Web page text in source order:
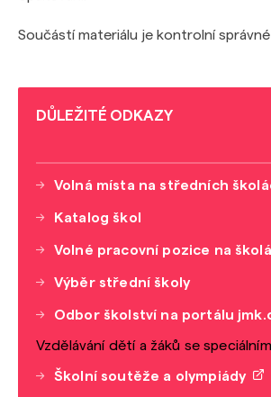
Součástí materiálu je kontrolní správné
DŮLEŽITÉ ODKAZY
Volná místa na středních
Katalog škol
Volné pracovní pozice na
Výběr střední školy
Odbor školství na portálu
Vzdělávání dětí a žáků se
Školní soutěže a olympiády